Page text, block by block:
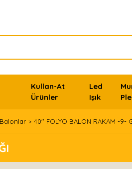
Kullan-At
Ürünler
Led
Işık
40'' FOLYO BALON RAKAM -9-